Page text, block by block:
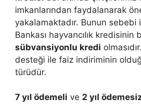
imkanlarından faydalanarak
yakalamaktadır. Bunun sebebi
Bankası hayvancılık kredisinin
sübvansiyonlu kredi
desteği ile faiz indiriminin
türüdür.
7 yıl ödemeli ve 2 yıl